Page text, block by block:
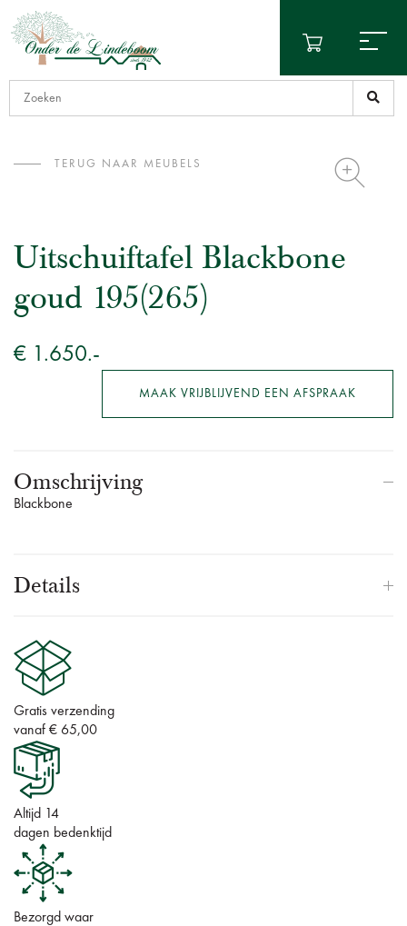
TERUG NAAR MEUBELS
Uitschuiftafel Blackbone
goud 195(265)
€ 1.650.-
MAAK VRIJBLIJVEND EEN AFSPRAAK
Omschrijving
Blackbone
Details
Gratis verzending
vanaf € 65,00
Altijd 14
dagen bedenktijd
Bezorgd waar